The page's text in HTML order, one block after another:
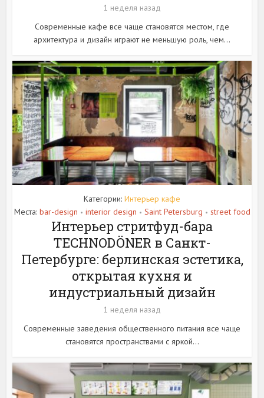
1 неделя назад
Современные кафе все чаще становятся местом, где
архитектура и дизайн играют не меньшую роль, чем...
Категории: Интерьер кафе
Места: bar-design • interior design • Saint Petersburg • street food
Интерьер стритфуд-бара
TECHNODÖNER в Санкт-
Петербурге: берлинская эстетика,
открытая кухня и
индустриальный дизайн
1 неделя назад
Современные заведения общественного питания все чаще
становятся пространствами с яркой...